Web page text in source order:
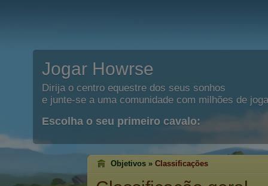
Jogar Howrse
Dirija o centro equestre dos seus sonhos
e junte-se a uma comunidade com milhões de
Escolha o seu primeiro cavalo:
Objetivos » Classificações